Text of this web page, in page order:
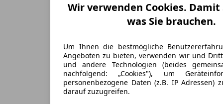
Wir verwenden Cookies.
was Sie brauchen.
Um Ihnen die bestmögliche
Angeboten zu bieten, verwenden wir und
und andere Technologien (beides
nachfolgend: „Cookies"), um
personenbezogene Daten (z.B. IP Adressen)
darauf zuzugreifen.